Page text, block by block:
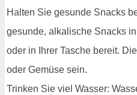
Halten Sie gesunde Snacks
gesunde, alkalische Snacks
oder in Ihrer Tasche bereit.
oder Gemüse sein.
Trinken Sie viel Wasser: